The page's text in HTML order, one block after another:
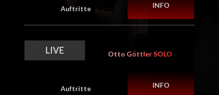
Auftritte INFO
LIVE Otto Göttler SOLO
Auftritte INFO